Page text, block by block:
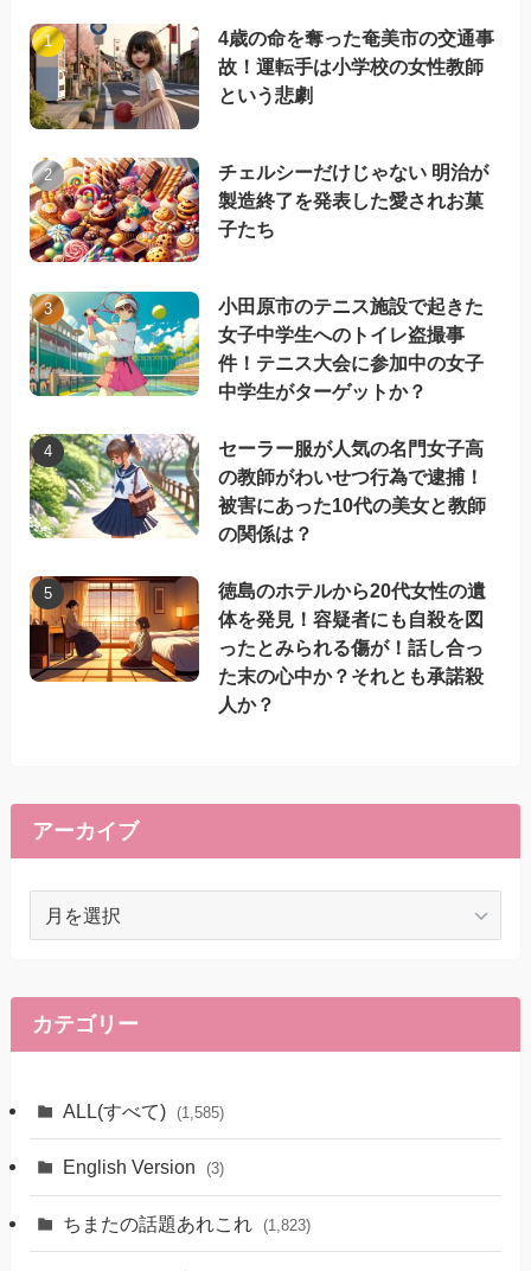
4歳の命を奪った奄美市の交通事
故！運転手は小学校の女性教師
という悲劇
チェルシーだけじゃない 明治が
製造終了を発表した愛されお菓
子たち
小田原市のテニス施設で起きた
女子中学生へのトイレ盗撮事
件！テニス大会に参加中の女子
中学生がターゲットか？
セーラー服が人気の名門女子高
の教師がわいせつ行為で逮捕！
被害にあった10代の美女と教師
の関係は？
徳島のホテルから20代女性の遺
体を発見！容疑者にも自殺を図
ったとみられる傷が！話し合っ
た末の心中か？それとも承諾殺
人か？
アーカイブ
イ
ブ
カテゴリー
ALL(すべて) (1,585)
English Version (3)
ちまたの話題あれこれ (1,823)